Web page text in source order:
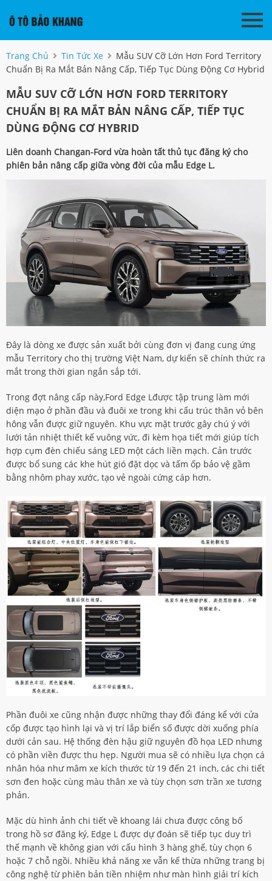
Trang Chủ Tin Tức Xe
Mẫu SUV Cỡ Lớn Hơn Ford Territory
Chuẩn Bị Ra Mắt Bản Nâng Cấp, Tiếp Tục Dùng Động Cơ Hybrid
MẪU SUV CỠ LỚN HƠN FORD TERRITORY
CHUẨN BỊ RA MẮT BẢN NÂNG CẤP, TIẾP TỤC
DÙNG ĐỘNG CƠ HYBRID
Liên doanh Changan-Ford vừa hoàn tất thủ tục đăng ký cho
phiên bản nâng cấp giữa vòng đời của mẫu Edge L.
Đây là dòng xe được sản xuất bởi cùng đơn vị đang cung ứng
mẫu Territory cho thị trường Việt Nam, dự kiến sẽ chính thức ra
mắt trong thời gian ngắn sắp tới.
Trong đợt nâng cấp này,Ford Edge Lđược tập trung làm mới
diện mạo ở phần đầu và đuôi xe trong khi cấu trúc thân vỏ bên
hông vẫn được giữ nguyên. Khu vực mặt trước gây chú ý với
lưới tản nhiệt thiết kế vuông vức, đi kèm họa tiết mới giúp tích
hợp cụm đèn chiếu sáng LED một cách liền mạch. Cản trước
được bổ sung các khe hút gió đặt dọc và tấm ốp bảo vệ gầm
bằng nhôm phay xước, tạo vẻ ngoài cứng cáp hơn.
Phần đuôi xe cũng nhận được những thay đổi đáng kể với cửa
cốp được tạo hình lại và vị trí lắp biển số được dời xuống phía
dưới cản sau. Hệ thống đèn hậu giữ nguyên đồ họa LED nhưng
có phần viền được thu hẹp. Người mua sẽ có nhiều lựa chọn cá
nhân hóa như mâm xe kích thước từ 19 đến 21 inch, các chi tiết
sơn đen hoặc cùng màu thân xe và tùy chọn sơn trần xe tương
phản.
Mặc dù hình ảnh chi tiết về khoang lái chưa được công bố
trong hồ sơ đăng ký, Edge L được dự đoán sẽ tiếp tục duy trì
thế mạnh về không gian với cấu hình 3 hàng ghế, tùy chọn 6
hoặc 7 chỗ ngồi. Nhiều khả năng xe vẫn kế thừa những trang bị
công nghệ từ phiên bản tiền nhiệm như màn hình giải trí kích